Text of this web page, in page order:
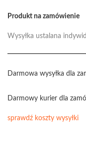
Produkt na zamówienie
Wysyłka ustalana
Darmowa wysyłka dla
Darmowy kurier dla
sprawdź koszty wysyłki